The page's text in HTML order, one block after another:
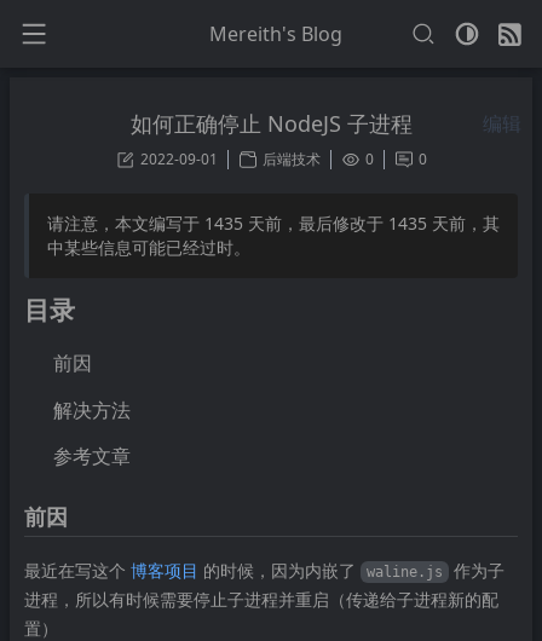
Mereith's Blog
如何正确停止 NodeJS 子进程 编辑
2022-09-01 后端技术 0 0
请注意，本文编写于 1435 天前，最后修改于 1435 天前，其
中某些信息可能已经过时。
目录
前因
解决方法
参考文章
前因
最近在写这个 博客项目 的时候，因为内嵌了 waline.js 作为子
进程，所以有时候需要停止子进程并重启（传递给子进程新的配
置）